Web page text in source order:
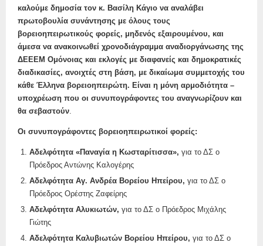
καλούμε δημοσία τον κ. Βασίλη Κάγιο να αναλάβει
πρωτοβουλία συνάντησης με όλους τους
βορειοηπειρωτικούς φορείς, μηδενός εξαιρουμένου, και
άμεσα να ανακοινωθεί χρονοδιάγραμμα αναδιοργάνωσης της
ΔΕΕΕΜ Ομόνοιας και εκλογές με διαφανείς και δημοκρατικές
διαδικασίες, ανοιχτές στη βάση, με δικαίωμα συμμετοχής του
κάθε Έλληνα βορειοηπειρώτη. Είναι η μόνη αρμοδιότητα –
υποχρέωση που οι συνυπογράφοντες του αναγνωρίζουν και
θα σεβαστούν.
Οι συνυπογράφοντες βορειοηπειρωτικοί φορείς:
Αδελφότητα «Παναγία η Κωσταρίτισσα», για το ΔΣ ο
Πρόεδρος Αντώνης Καλογέρης
Αδελφότητα Αγ. Ανδρέα Βορείου Ηπείρου, για το ΔΣ ο
Πρόεδρος Ορέστης Ζαφείρης
Αδελφότητα Αλυκιωτών, για το ΔΣ ο Πρόεδρος Μιχάλης
Γιώτης
Αδελφότητα Καλυβιωτών Βορείου Ηπείρου, για το ΔΣ ο